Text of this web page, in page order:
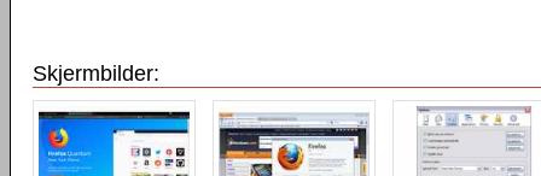
Skjermbilder: